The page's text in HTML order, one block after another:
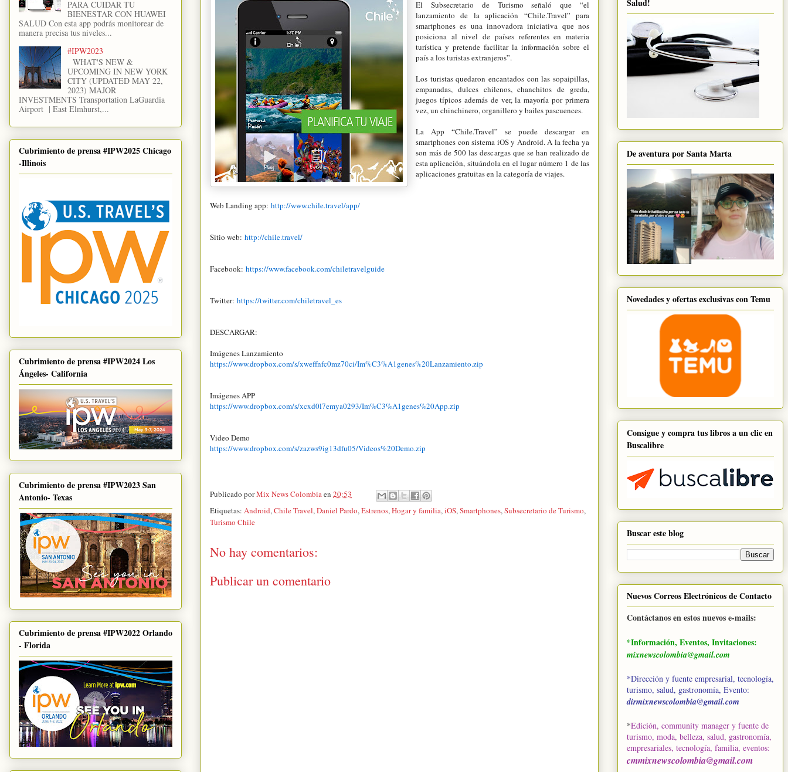
El Subsecretario de Turismo señaló que “el
lanzamiento de la aplicación “Chile.Travel” para
smartphones es una innovadora iniciativa que nos
posiciona al nivel de países referentes en materia
turística y pretende facilitar la información sobre el
país a los turistas extranjeros”.
Los turistas quedaron encantados con las sopaipillas,
empanadas, dulces chilenos, chanchitos de greda,
juegos típicos además de ver, la mayoría por primera
vez, un chinchinero, organillero y bailes pascuences.
La App “Chile.Travel” se puede descargar en
smartphones con sistema iOS y Android. A la fecha ya
son más de 500 las descargas que se han realizado de
esta aplicación, situándola en el lugar número 1 de las
aplicaciones gratuitas en la categoría de viajes.
Web Landing app: http://www.chile.travel/app/
Sitio web: http://chile.travel/
Facebook: https://www.facebook.com/chiletravelguide
Twitter: https://twitter.com/chiletravel_es
DESCARGAR:
Imágenes Lanzamiento
https://www.dropbox.com/s/xweffnfc0mz70ci/Im%C3%A1genes%20Lanzamiento.zip
Imágenes APP
https://www.dropbox.com/s/xcxd0l7emya0293/Im%C3%A1genes%20App.zip
Video Demo
https://www.dropbox.com/s/zazws9ig13dfu05/Videos%20Demo.zip
Publicado porMix News Colombiaen 20:53
Etiquetas: Android,Chile Travel,Daniel Pardo,Estrenos,Hogar y familia,iOS,Smartphones,Subsecretario de Turismo,
Turismo Chile
No hay comentarios:
Publicar un comentario
PARA CUIDAR TU
BIENESTAR CON HUAWEI
SALUD Con esta app podrás monitorear de
manera precisa tus niveles...
#IPW2023
WHAT'S NEW &
UPCOMING IN NEW YORK
CITY (UPDATED MAY 22,
2023) MAJOR
INVESTMENTS Transportation LaGuardia
Airport | East Elmhurst,...
Cubrimiento de prensa #IPW2025 Chicago
-Illinois
Cubrimiento de prensa #IPW2024 Los
Ángeles- California
Cubrimiento de prensa #IPW2023 San
Antonio- Texas
Cubrimiento de prensa #IPW2022 Orlando
- Florida
Salud!
De aventura por Santa Marta
Novedades y ofertas exclusivas con Temu
Consigue y compra tus libros a un clic en
Buscalibre
Buscar este blog
Nuevos Correos Electrónicos de Contacto
Contáctanos en estos nuevos e-mails:
*Información, Eventos, Invitaciones:
mixnewscolombia@gmail.com
*Dirección y fuente empresarial, tecnología,
turismo, salud, gastronomía, Evento:
dirmixnewscolombia@gmail.com
*Edición, community manager y fuente de
turismo, moda, belleza, salud, gastronomía,
empresariales, tecnología, familia, eventos:
cmmixnewscolombia@gmail.com